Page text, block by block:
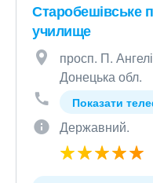
Старобешівське
училище
просп. П.
Донецька обл.
Показати
Державний.